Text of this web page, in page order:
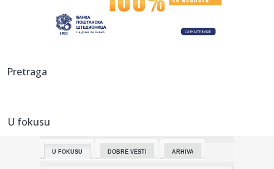
08:10:VILDOZA SLETEO U BEOGRAD: Partizan dobio prvo
konstitutiv...
08:08:
08:05: Шта се дешава са телом ако радите ...
Pretraga
U fokusu
U FOKUSU DOBRE VESTI ARHIVA